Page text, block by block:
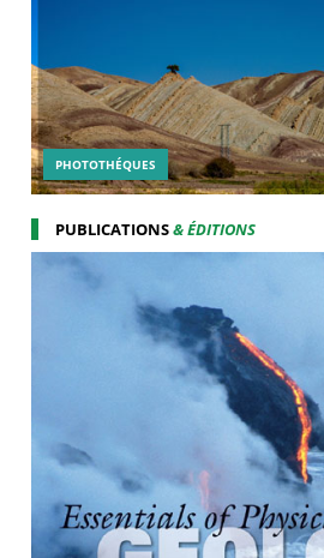
PHOTOTHÉQUES
PUBLICATIONS& ÉDITIONS